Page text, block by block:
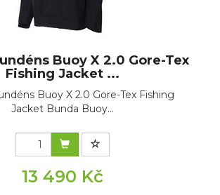
Buoy X 2.0 Gore-Tex
Fishing Jacket ...
Buoy X 2.0 Gore-Tex Fishing
Jacket Bunda Buoy...
13 490 Kč